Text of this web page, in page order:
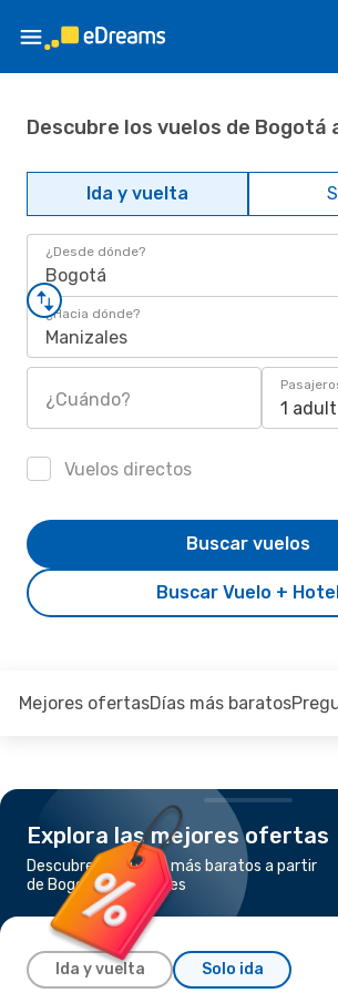
Descubre los vuelos de Bogotá
Ida y vuelta
¿Desde dónde?
Bogotá
¿Hacia dónde?
Manizales
¿Cuándo? 1
Vuelos directos
Buscar Vuelo +
Buscar vuelos
Mejores ofertasDías más baratos
Explora las mejores ofertas
Descubre los vuelos más baratos a partir
de Bogotá a Manizales
Ida y vuelta Solo ida